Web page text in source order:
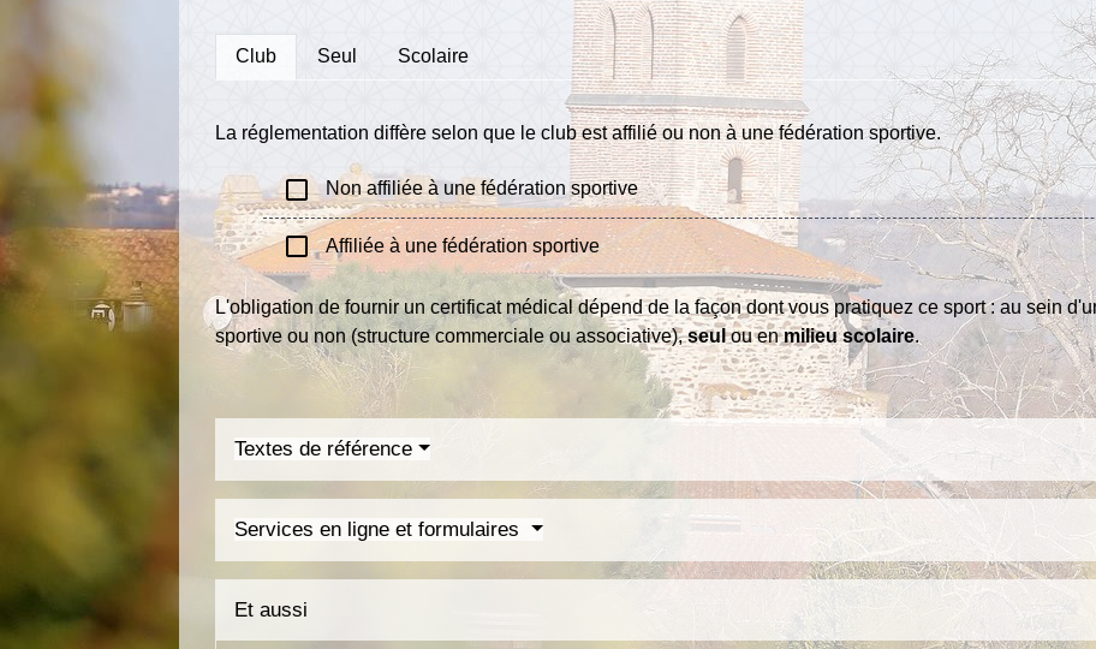
Club Seul Scolaire
La réglementation diffère selon que le club est affilié ou non à une fédération sportive.
check_box_outline_blank Non affiliée à une fédération sportive
check_box_outline_blank Affiliée à une fédération sportive
L'obligation de fournir un certificat médical dépend de la façon dont vous pratiquez ce sport : au sein
sportive ou non (structure commerciale ou associative),seulou enmilieu scolaire.
Textes de référence
Services en ligne et formulaires
Et aussi